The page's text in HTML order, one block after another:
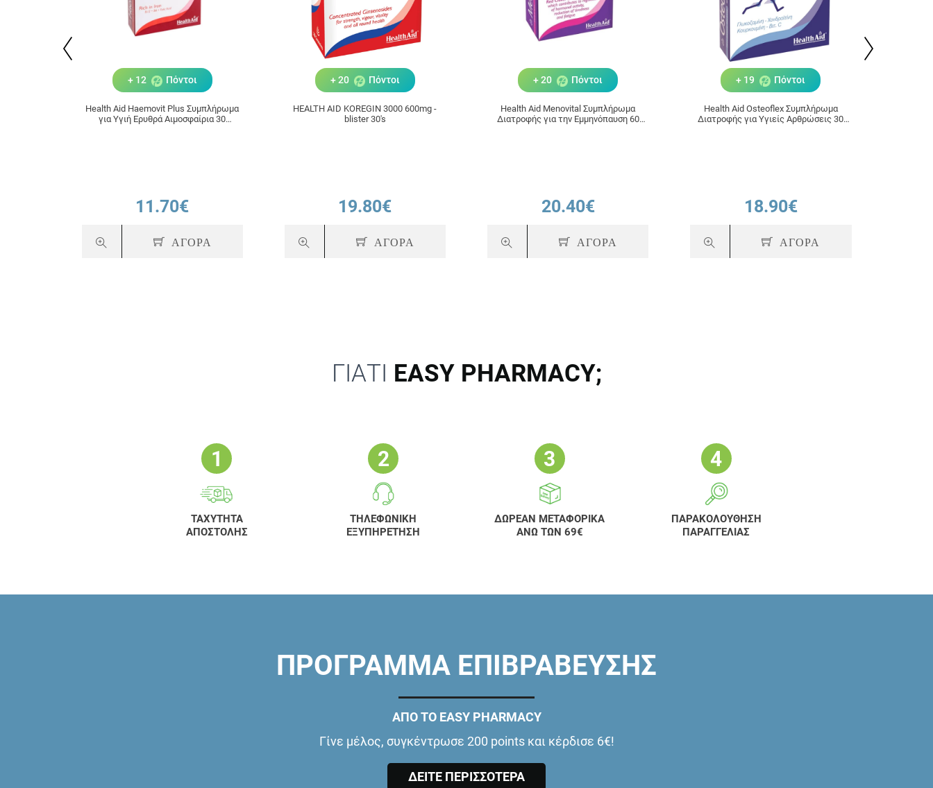
+ 12 Πόντοι
Health Aid Haemovit Plus Συμπλήρωμα
για Υγιή Ερυθρά Αιμοσφαίρια 30
11.70€
ΑΓΟΡΑ
+ 20 Πόντοι
HEALTH AID KOREGIN 3000 600mg -
blister 30's
19.80€
ΑΓΟΡΑ
+ 20 Πόντοι
Health Aid Menovital Συμπλήρωμα
Διατροφής για την Εμμηνόπαυση 60
20.40€
ΑΓΟΡΑ
+ 19 Πόντοι
Health Aid Osteoflex Συμπλήρωμα
Διατροφής για Υγιείς Αρθρώσεις 30
18.90€
ΑΓΟΡΑ
ΓΙΑΤΙ EASY PHARMACY;
ΤΑΧΥΤΗΤΑ
ΑΠΟΣΤΟΛΗΣ
ΤΗΛΕΦΩΝΙΚΗ
ΕΞΥΠΗΡΕΤΗΣΗ
ΔΩΡΕΑΝ ΜΕΤΑΦΟΡΙΚΑ
ΑΝΩ ΤΩΝ 69€
ΠΑΡΑΚΟΛΟΥΘΗΣΗ
ΠΑΡΑΓΓΕΛΙΑΣ
ΠΡΟΓΡΑΜΜΑ ΕΠΙΒΡΑΒΕΥΣΗΣ
ΑΠΟ ΤΟ EASY PHARMACY
Γίνε μέλος, συγκέντρωσε 200 points και κέρδισε 6€!
ΔΕΙΤΕ ΠΕΡΙΣΣΟΤΕΡΑ